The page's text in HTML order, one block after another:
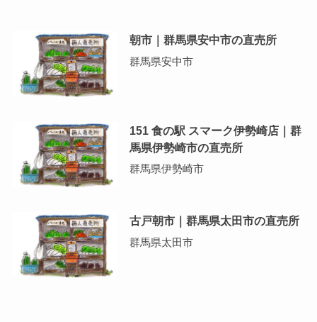
朝市｜群馬県安中市の直売所
群馬県安中市
151 食の駅 スマーク伊勢崎店｜群
馬県伊勢崎市の直売所
群馬県伊勢崎市
古戸朝市｜群馬県太田市の直売所
群馬県太田市